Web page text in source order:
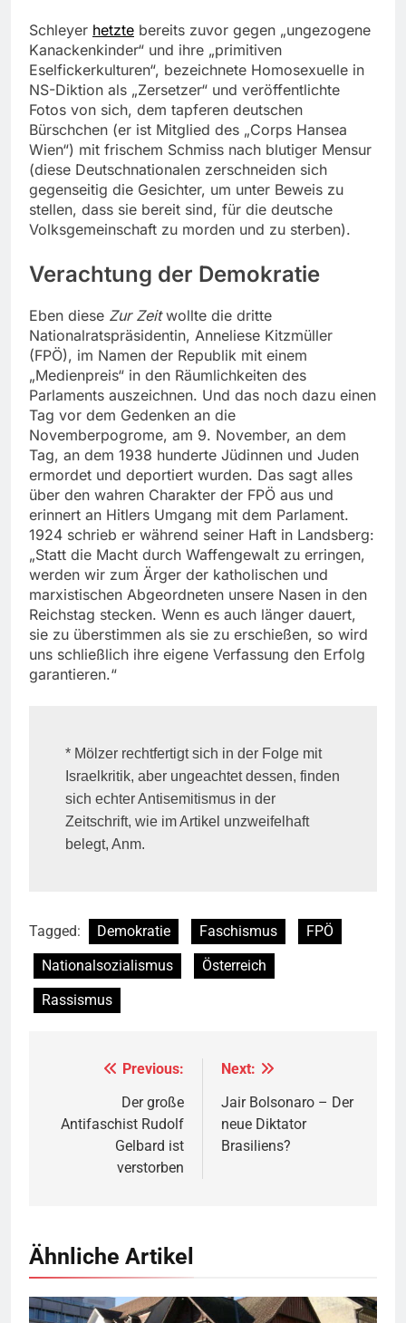
Schleyer hetzte bereits zuvor gegen „ungezogene
Kanackenkinder“ und ihre „primitiven
Eselfickerkulturen“, bezeichnete Homosexuelle in
NS-Diktion als „Zersetzer“ und veröffentlichte
Fotos von sich, dem tapferen deutschen
Bürschchen (er ist Mitglied des „Corps Hansea
Wien“) mit frischem Schmiss nach blutiger Mensur
(diese Deutschnationalen zerschneiden sich
gegenseitig die Gesichter, um unter Beweis zu
stellen, dass sie bereit sind, für die deutsche
Volksgemeinschaft zu morden und zu sterben).
Verachtung der Demokratie
Eben diese Zur Zeitwollte die dritte
Nationalratspräsidentin, Anneliese Kitzmüller
(FPÖ), im Namen der Republik mit einem
„Medienpreis“ in den Räumlichkeiten des
Parlaments auszeichnen. Und das noch dazu einen
Tag vor dem Gedenken an die
Novemberpogrome, am 9. November, an dem
Tag, an dem 1938 hunderte Jüdinnen und Juden
ermordet und deportiert wurden. Das sagt alles
über den wahren Charakter der FPÖ aus und
erinnert an Hitlers Umgang mit dem Parlament.
1924 schrieb er während seiner Haft in Landsberg:
„Statt die Macht durch Waffengewalt zu erringen,
werden wir zum Ärger der katholischen und
marxistischen Abgeordneten unsere Nasen in den
Reichstag stecken. Wenn es auch länger dauert,
sie zu überstimmen als sie zu erschießen, so wird
uns schließlich ihre eigene Verfassung den Erfolg
garantieren.“
* Mölzer rechtfertigt sich in der Folge mit
Israelkritik, aber ungeachtet dessen, finden
sich echter Antisemitismus in der
Zeitschrift, wie im Artikel unzweifelhaft
belegt, Anm.
Tagged: Demokratie Faschismus
FPÖ
Nationalsozialismus
Österreich
Rassismus
Beitragsnavigation
Previous:
Der große
Antifaschist Rudolf
Gelbard ist
verstorben
Next:
Jair Bolsonaro – Der
neue Diktator
Brasiliens?
Ähnliche Artikel
Rotes Haus, Dornbirn,Quelle© Böhringer FriedrichCC BY-SA 2.5